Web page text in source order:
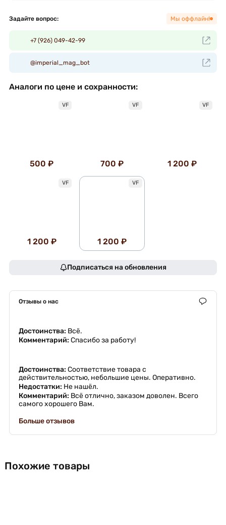
Задайте вопрос: Мы оффлайн!
+7 (926) 049-42-99
@imperial_mag_bot
Аналоги по цене и сохранности:
VF
500 ₽
VF
700 ₽
VF
1 200 ₽
VF
1 200 ₽
VF
1 200 ₽
Подписаться на обновления
Отзывы о нас
Достоинства: Всё.
Комментарий: Спасибо за работу!
Достоинства: Соответствие товара с
действительностью, небольшие цены. Оперативно.
Недостатки: Не нашёл.
Комментарий: Всё отлично, заказом доволен. Всего
самого хорошего Вам.
Больше отзывов
Похожие товары